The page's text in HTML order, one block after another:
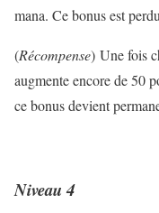
mana. Ce bonus est
(Récompense) Une fois
augmente encore de 50
ce bonus devient
Niveau 4